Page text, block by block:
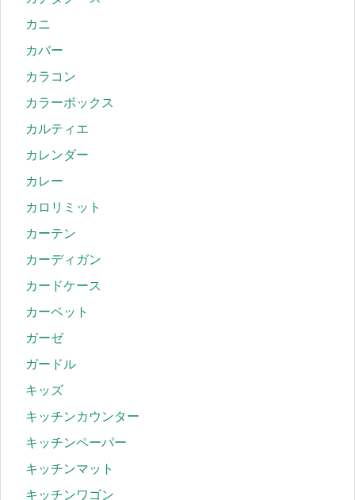
カニ
カバー
カラコン
カラーボックス
カルティエ
カレンダー
カレー
カロリミット
カーテン
カーディガン
カードケース
カーペット
ガーゼ
ガードル
キッズ
キッチンカウンター
キッチンペーパー
キッチンマット
キッチンワゴン